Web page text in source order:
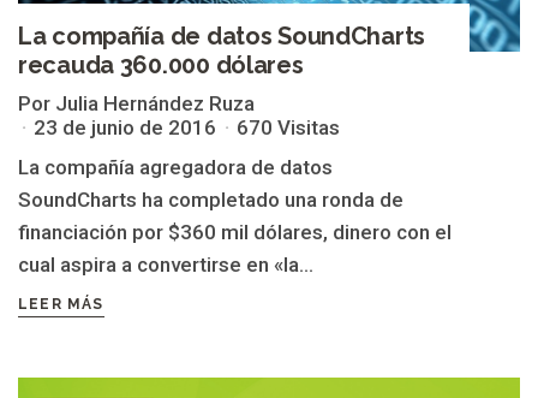
La compañía de datos SoundCharts
recauda 360.000 dólares
Por Julia Hernández Ruza
23 de junio de 2016
670 Visitas
La compañía agregadora de datos
SoundCharts ha completado una ronda de
financiación por $360 mil dólares, dinero con el
cual aspira a convertirse en «la...
LEER MÁS